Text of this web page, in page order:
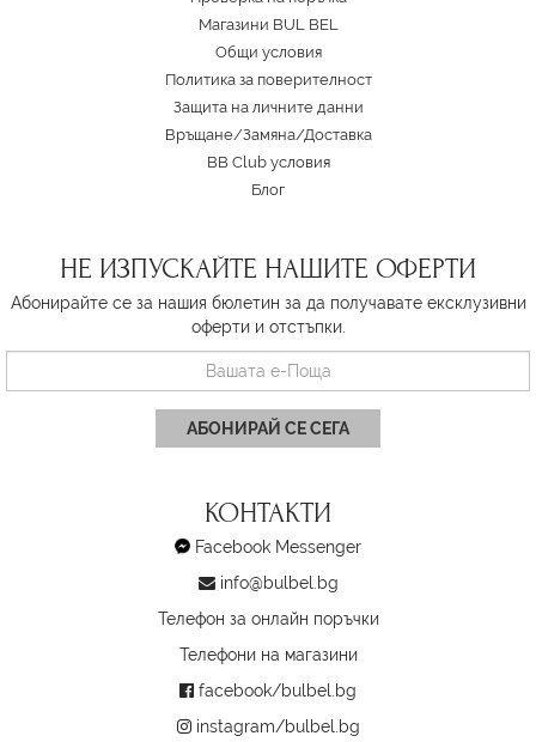
Магазини BUL BEL
Oбщи условия
Политика за поверителност
Защита на личните данни
Връщане/Замяна/Доставка
BB Club условия
Блог
НЕ ИЗПУСКАЙТЕ НАШИТЕ ОФЕРТИ
Абонирайте се за нашия бюлетин за да получавате ексклузивни
оферти и отстъпки.
АБОНИРАЙ СЕ СЕГА
КОНТАКТИ
Facebook Messenger
info@bulbel.bg
Телефон за онлайн поръчки
Телефони на магазини
facebook/bulbel.bg
instagram/bulbel.bg